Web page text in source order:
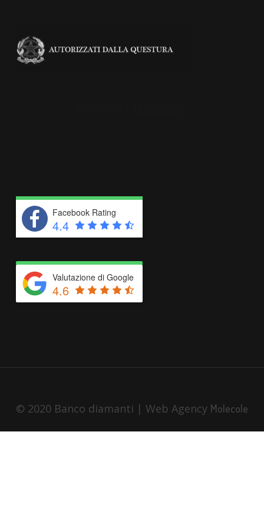
Facebook Rating
4.4
Valutazione di Google
4.6
© 2020 Banco diamanti | Web Agency Molecole